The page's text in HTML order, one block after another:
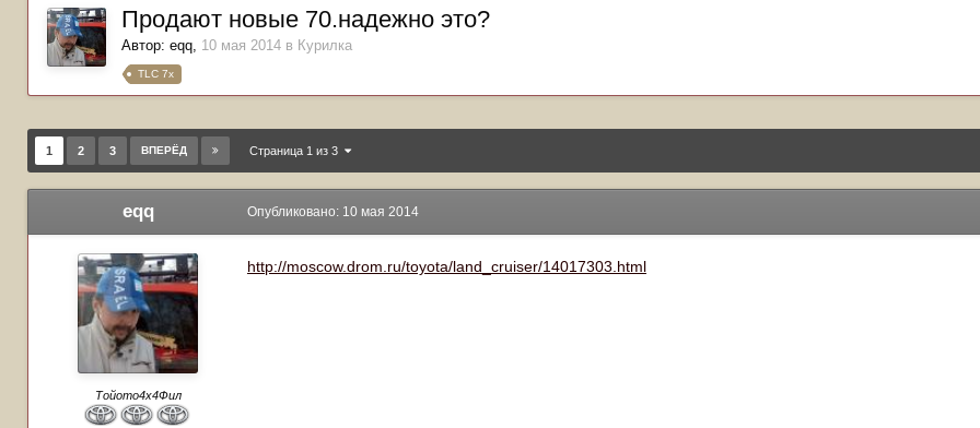
Продают новые 70.надежно это?
Автор: eqq, 10 мая 2014 в Курилка
TLC 7x
1 2 3 ВПЕРЁД Страница 1 из 3
eqq
Тойото4х4Фил
Опубликовано: 10 мая 2014
http://moscow.drom.ru/toyota/land_cruiser/14017303.html